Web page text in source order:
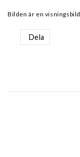
Bilden är en visningsbild
Dela